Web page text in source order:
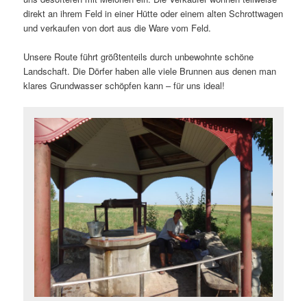
direkt an ihrem Feld in einer Hütte oder einem alten Schrottwagen
und verkaufen von dort aus die Ware vom Feld.
Unsere Route führt größtenteils durch unbewohnte schöne
Landschaft. Die Dörfer haben alle viele Brunnen aus denen man
klares Grundwasser schöpfen kann – für uns ideal!